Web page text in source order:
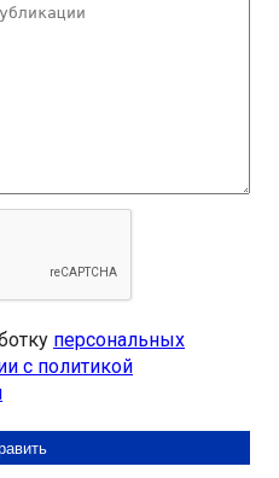
персональных
с политикой